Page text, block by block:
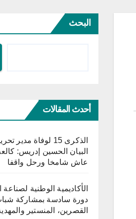
البحث
أحدث المقالات
الذكرى 15 لوفاة مدير
البيان الحسين إدريس:
عاش شامخا ورحل واقفا
الأكاديمية الوطنية
دورة سادسة بمشاركة
القصرين، المنستير